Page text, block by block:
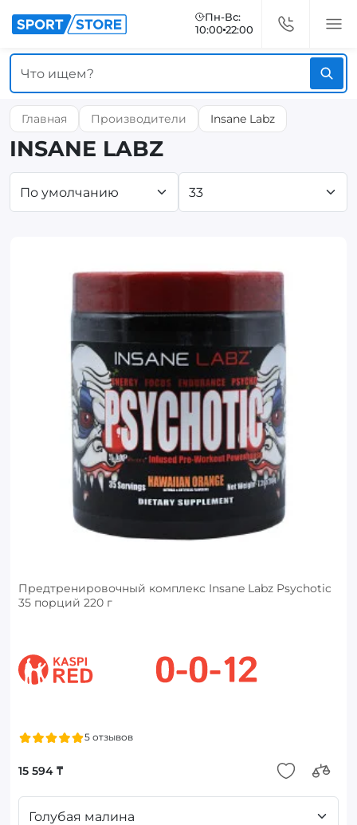
Пн-Вс:
10:00 22:00
Главная Производители Insane Labz
INSANE LABZ
Предтренировочный комплекс Insane Labz Psychotic
35 порций 220 г
5 отзывов
15 594 ₸
Голубая малина